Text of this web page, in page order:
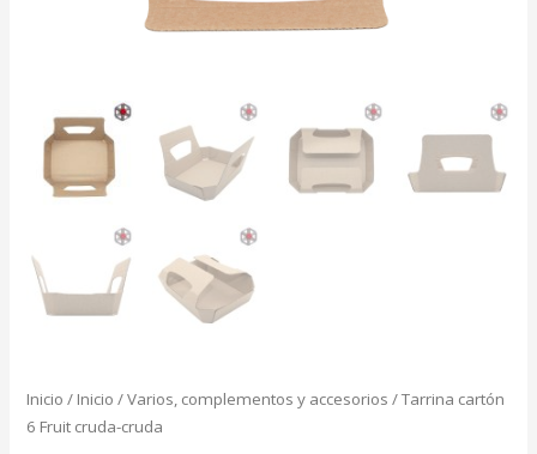
Inicio / Inicio /Varios, complementos y accesorios / Tarrina cartón
6 Fruit cruda-cruda